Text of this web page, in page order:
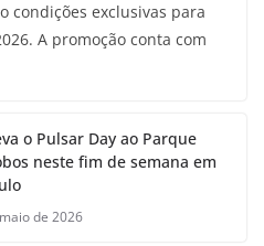
condições exclusivas para
A promoção conta com
o Pulsar Day ao Parque
neste fim de semana em
de 2026